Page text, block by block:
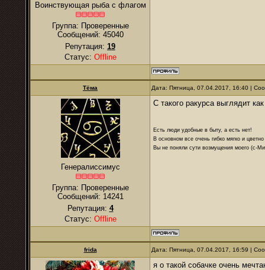
Воинствующая рыба с флагом
Группа: Проверенные
Сообщений: 45040
Репутация: 19
Статус: Offline
Тёма Дата: Пятница, 07.04.2017, 16:40 |
Генералиссимус
Группа: Проверенные
Сообщений: 14241
Репутация: 4
Статус: Offline
С такого ракурса выглядит
Есть люди удобные в быту, а есть нет!
В основном все очень гибко мягко и цветно
Вы не поняли сути возмущения моего (с-
frida Дата: Пятница, 07.04.2017, 16:59 |
я о такой собачке очень